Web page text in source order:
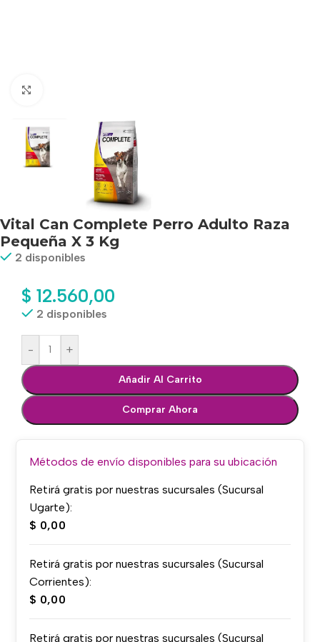
Vital Can Complete Perro Adulto Raza
Pequeña X 3 Kg
2 disponibles
$ 12.560,00
2 disponibles
- +
Añadir Al Carrito
Comprar Ahora
Métodos de envío disponibles para su ubicación
Retirá gratis por nuestras sucursales (Sucursal
Ugarte):
$ 0,00
Retirá gratis por nuestras sucursales (Sucursal
Corrientes):
$ 0,00
Retirá gratis por nuestras sucursales (Sucursal